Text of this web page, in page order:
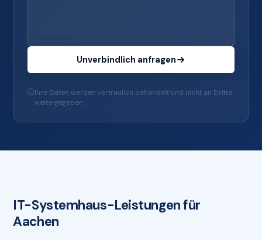
Unverbindlich anfragen
Ihre Daten werden vertraulich behandelt und nicht an Dritte
weitergegeben.
IT-Systemhaus-Leistungen für
Aachen